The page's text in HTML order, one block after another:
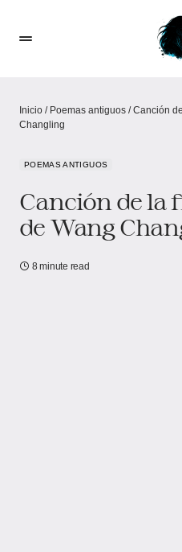
Inicio / Poemas antiguos /Canción
Changling
POEMAS ANTIGUOS
Canción de la
de Wang
8 minute read